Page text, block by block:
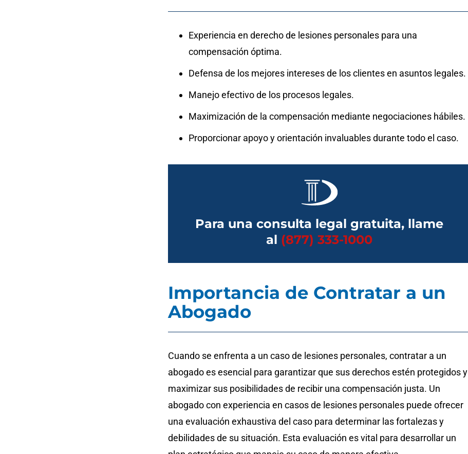
Experiencia en derecho de lesiones personales para una
compensación óptima.
Defensa de los mejores intereses de los clientes en asuntos legales.
Manejo efectivo de los procesos legales.
Maximización de la compensación mediante negociaciones hábiles.
Proporcionar apoyo y orientación invaluables durante todo el caso.
Para una consulta legal gratuita, llame
al (877) 333-1000
Importancia de Contratar a un
Abogado
Cuando se enfrenta a un caso de lesiones personales, contratar a un
abogado es esencial para garantizar que sus derechos estén protegidos y
maximizar sus posibilidades de recibir una compensación justa. Un
abogado con experiencia en casos de lesiones personales puede ofrecer
una evaluación exhaustiva del caso para determinar las fortalezas y
debilidades de su situación. Esta evaluación es vital para desarrollar un